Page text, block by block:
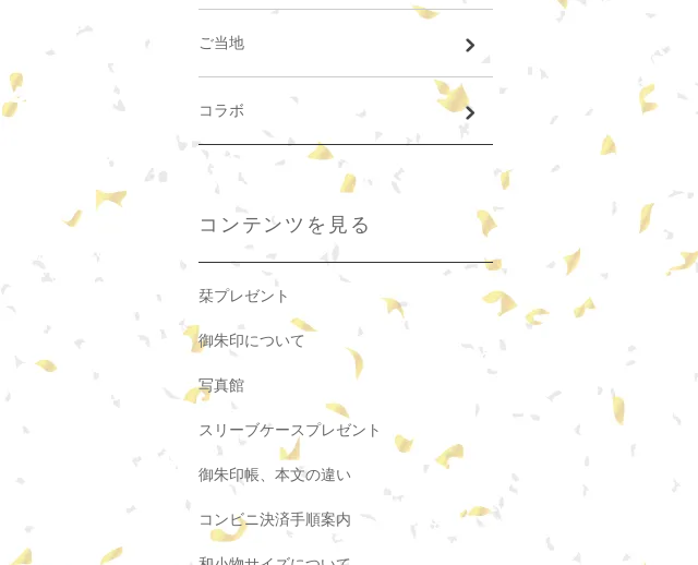
ご当地
コラボ
コンテンツを見る
栞プレゼント
御朱印について
写真館
スリーブケースプレゼント
御朱印帳、本文の違い
コンビニ決済手順案内